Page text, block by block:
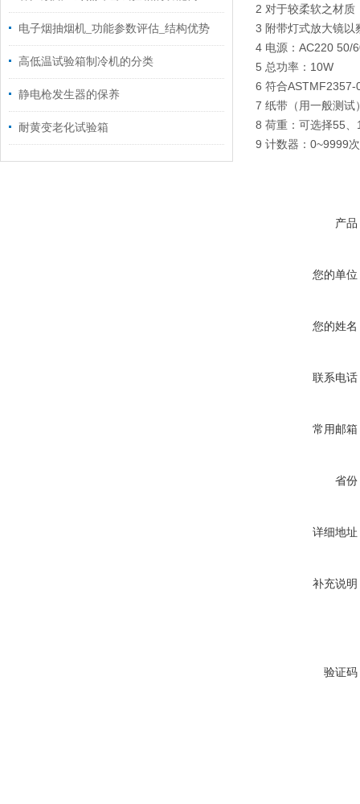
电子烟抽烟机_功能参数评估_结构优势
高低温试验箱制冷机的分类
静电枪发生器的保养
耐黄变老化试验箱
2 对于较柔软之材
3 附带灯式放大镜以
4 电源：AC220 50/
5 总功率：10W
6 符合ASTMF2357-
7 纸带（用一般测试
8 荷重：可选择55
9 计数器：0~9999次
产品
您的单位
您的姓名
联系电话
常用邮箱
省份
详细地址
补充说明
验证码